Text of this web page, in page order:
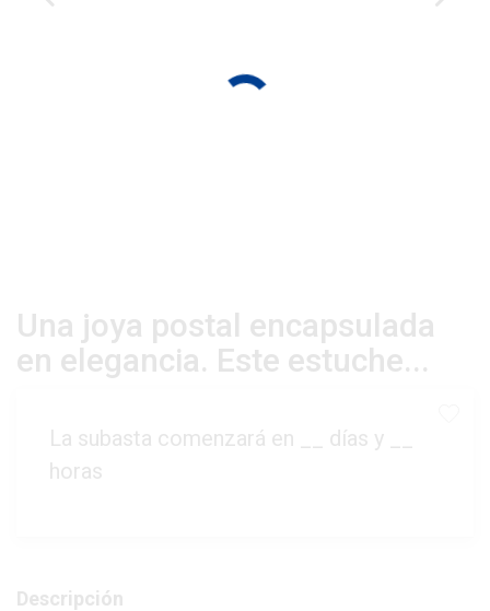
Una joya postal encapsulada
en elegancia. Este estuche...
La subasta comenzará en días y
horas
Descripción